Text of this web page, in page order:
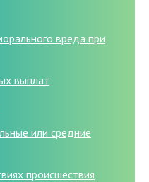
вреда при
выплат
или средние
происшествия